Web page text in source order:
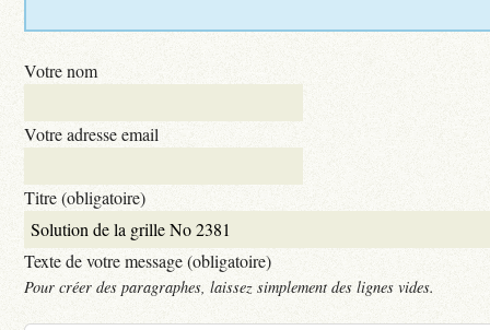
Votre nom
Votre adresse email
Titre (obligatoire)
Texte de votre message (obligatoire)
Pour créer des paragraphes, laissez simplement des lignes vides.